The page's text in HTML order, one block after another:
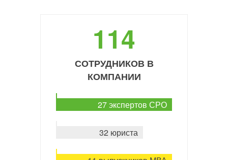
114
СОТРУДНИКОВ В
КОМПАНИИ
27 экспертов СРО
32 юриста